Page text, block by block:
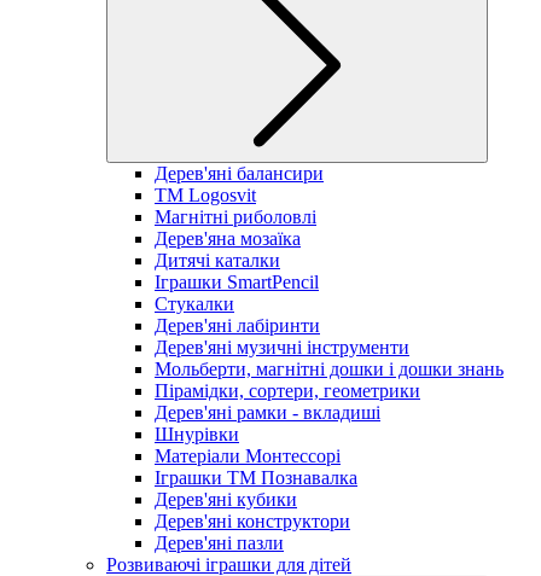
Дерев'яні балансири
TM Logosvit
Магнітні риболовлі
Дерев'яна мозаїка
Дитячі каталки
Іграшки SmartPencil
Стукалки
Дерев'яні лабіринти
Дерев'яні музичні інструменти
Мольберти, магнітні дошки і дошки знань
Пірамідки, сортери, геометрики
Дерев'яні рамки - вкладиші
Шнурівки
Матеріали Монтессорі
Іграшки ТМ Познавалка
Дерев'яні кубики
Дерев'яні конструктори
Дерев'яні пазли
Розвиваючі іграшки для дітей